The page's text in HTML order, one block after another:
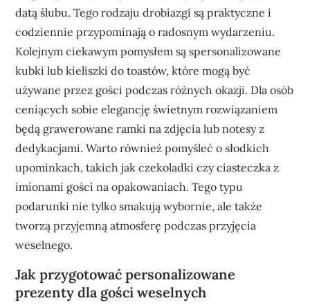
datą ślubu. Tego rodzaju drobiazgi są praktyczne i
codziennie przypominają o radosnym wydarzeniu.
Kolejnym ciekawym pomysłem są spersonalizowane
kubki lub kieliszki do toastów, które mogą być
używane przez gości podczas różnych okazji. Dla osób
ceniących sobie elegancję świetnym rozwiązaniem
będą grawerowane ramki na zdjęcia lub notesy z
dedykacjami. Warto również pomyśleć o słodkich
upominkach, takich jak czekoladki czy ciasteczka z
imionami gości na opakowaniach. Tego typu
podarunki nie tylko smakują wybornie, ale także
tworzą przyjemną atmosferę podczas przyjęcia
weselnego.
Jak przygotować personalizowane
prezenty dla gości weselnych